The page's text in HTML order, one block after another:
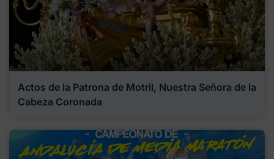
Actos de la Patrona de Motril, Nuestra Señora de la
Cabeza Coronada